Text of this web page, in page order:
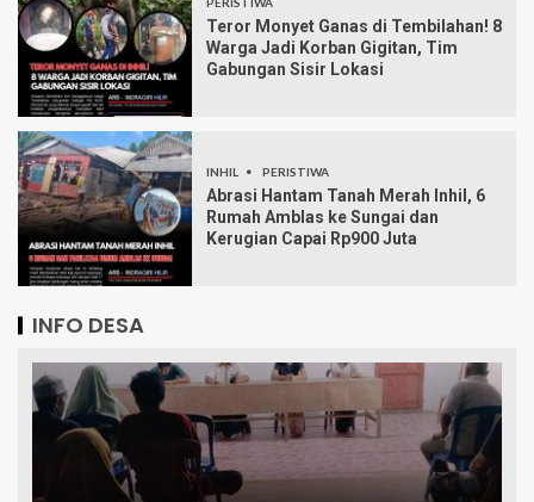
Teror Monyet Ganas di Tembilahan! 8
Warga Jadi Korban Gigitan, Tim
Gabungan Sisir Lokasi
INHIL PERISTIWA
Abrasi Hantam Tanah Merah Inhil, 6
Rumah Amblas ke Sungai dan
Kerugian Capai Rp900 Juta
INFO DESA